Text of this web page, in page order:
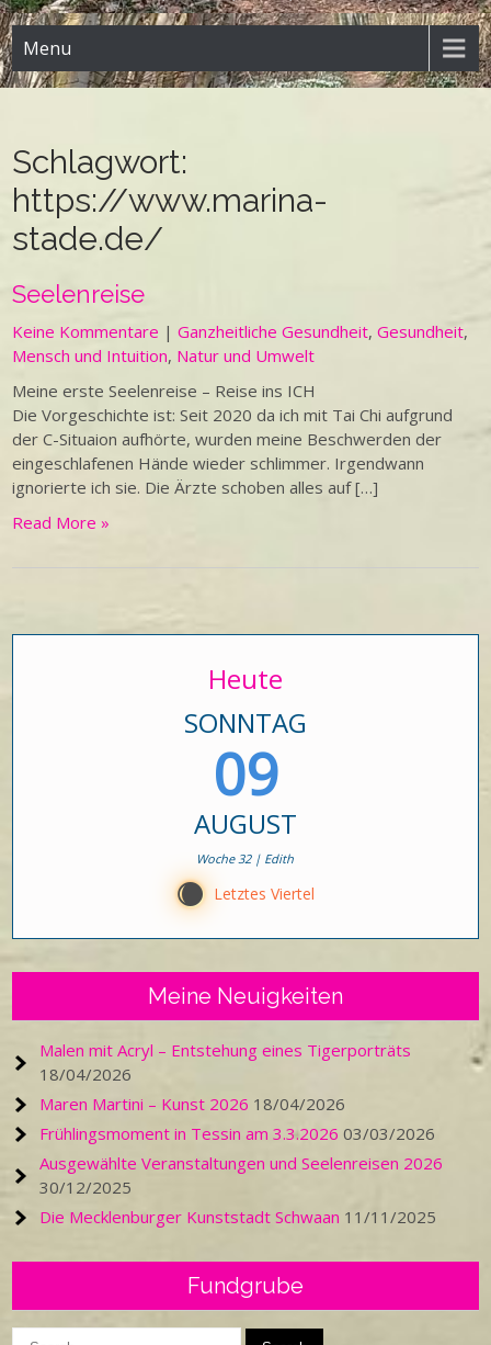
Menu
Schlagwort:
https://www.marina-
stade.de/
Seelenreise
Keine Kommentare |Ganzheitliche Gesundheit,Gesundheit,
Mensch und Intuition, Natur und Umwelt
Meine erste Seelenreise – Reise ins ICH
Die Vorgeschichte ist: Seit 2020 da ich mit Tai Chi aufgrund
der C-Situaion aufhörte, wurden meine Beschwerden der
eingeschlafenen Hände wieder schlimmer. Irgendwann
ignorierte ich sie. Die Ärzte schoben alles auf […]
Read More »
Heute
SONNTAG
09
AUGUST
Woche 32 | Edith
X Letztes Viertel
Meine Neuigkeiten
Malen mit Acryl – Entstehung eines Tigerporträts
18/04/2026
Maren Martini – Kunst 2026 18/04/2026
Frühlingsmoment in Tessin am 3.3.2026 03/03/2026
Ausgewählte Veranstaltungen und Seelenreisen 2026
30/12/2025
Die Mecklenburger Kunststadt Schwaan 11/11/2025
Fundgrube